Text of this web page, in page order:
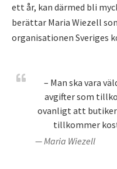
ett år, kan därmed bli
berättar Maria Wiezell
organisationen Sveriges
– Man ska vara
avgifter som
ovanligt att
tillkommer
— Maria Wiezell